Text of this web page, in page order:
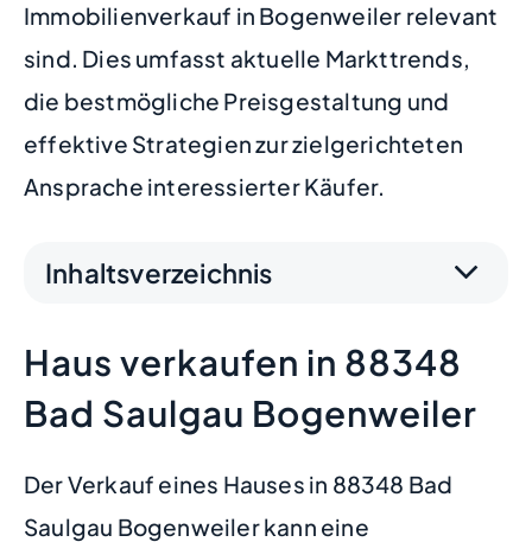
Immobilienverkauf in Bogenweiler relevant
sind. Dies umfasst aktuelle Markttrends,
die bestmögliche Preisgestaltung und
effektive Strategien zur zielgerichteten
Ansprache interessierter Käufer.
Inhaltsverzeichnis
Haus verkaufen in 88348
Bad Saulgau Bogenweiler
Der Verkauf eines Hauses in 88348 Bad
Saulgau Bogenweiler kann eine